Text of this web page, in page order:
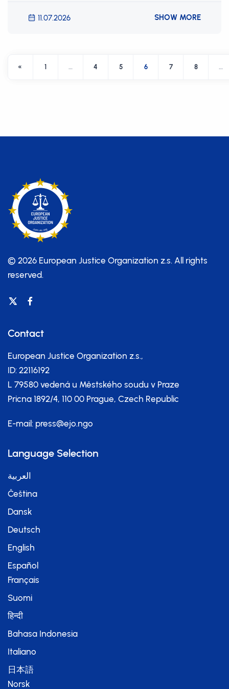
11.07.2026 SHOW MORE
« 1 … 4 5 6 7 8 …
© 2026 European Justice Organization z.s. All rights
reserved.
Contact
European Justice Organization z.s.,
ID: 22116192
L 79580 vedená u Městského soudu v Praze
Pricna 1892/4, 110 00 Prague, Czech Republic
E-mail: press@ejo.ngo
Language Selection
العربية
Čeština
Dansk
Deutsch
English
Español
Français
Suomi
हिन्दी
Bahasa Indonesia
Italiano
日本語
Norsk